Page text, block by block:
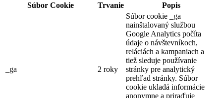
Súbor Cookie
Trvanie Popis
_ga 2 roky
Súbor cookie _ga
nainštalovaný službou
Google Analytics počíta
údaje o návštevníkoch,
reláciách a kampaniach a
tiež sleduje používanie
stránky pre analytický
prehľad stránky. Súbor
cookie ukladá informácie
anonymne a priraďuje